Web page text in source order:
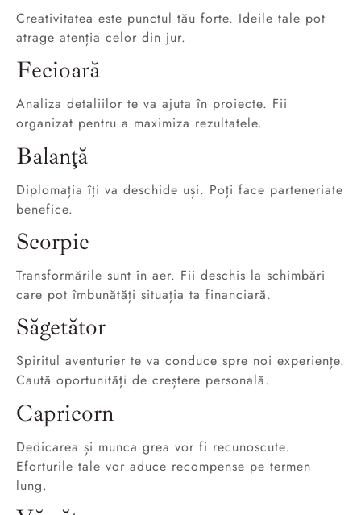
Creativitatea este punctul tău forte. Ideile tale pot
atrage atenția celor din jur.
Fecioară
Analiza detaliilor te va ajuta în proiecte. Fii
organizat pentru a maximiza rezultatele.
Balanță
Diplomația îți va deschide uși. Poți face parteneriate
benefice.
Scorpie
Transformările sunt în aer. Fii deschis la schimbări
care pot îmbunătăți situația ta financiară.
Săgetător
Spiritul aventurier te va conduce spre noi experiențe.
Caută oportunități de creștere personală.
Capricorn
Dedicarea și munca grea vor fi recunoscute.
Eforturile tale vor aduce recompense pe termen
lung.